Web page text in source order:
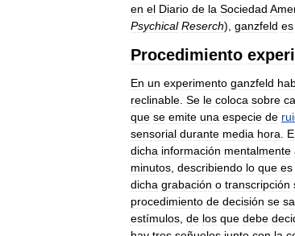
en el Diario de la Sociedad
Psychical Reserch), ganzfeld es
Procedimiento
En un experimento ganzfeld
reclinable. Se le coloca sobre
que se emite una especie de
sensorial durante media hora.
dicha información mentalmente
minutos, describiendo lo que es
dicha grabación o transcripción
procedimiento de decisión se
estímulos, de los que debe